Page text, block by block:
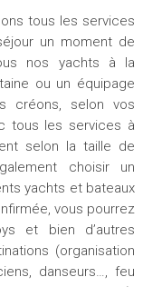
tous les services
un moment de
nos yachts à la
ou un équipage
créons, selon vos
tous les services à
selon la taille de
choisir un
yachts et bateaux
vous pourrez
et bien d’autres
(organisation
danseurs…, feu